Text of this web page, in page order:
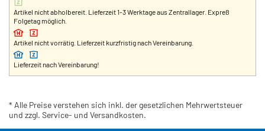
Artikel nicht abholbereit. Lieferzeit 1-3 Werktage aus Zentrallager. Expreß
Folgetag möglich.
Artikel nicht vorrätig. Lieferzeit kurzfristig nach Vereinbarung.
Lieferzeit nach Vereinbarung!
* Alle Preise verstehen sich inkl. der gesetzlichen Mehrwertsteuer
und zzgl. Service- und Versandkosten.